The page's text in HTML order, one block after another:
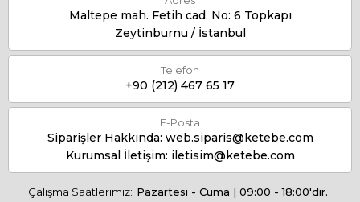
Maltepe mah. Fetih cad. No: 6 Topkapı
Zeytinburnu / İstanbul
Telefon
+90 (212) 467 65 17
E-Posta
Siparişler Hakkında: web.siparis@ketebe.com
Kurumsal İletişim: iletisim@ketebe.com
Çalışma Saatlerimiz: Pazartesi - Cuma | 09:00 - 18:00'dir.